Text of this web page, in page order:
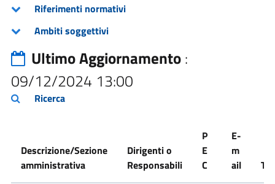
Riferimenti normativi
Ambiti soggettivi
Ultimo Aggiornamento:
09/12/2024 13:00
Ricerca
Descrizione/Sezione
amministrativa
Dirigenti o
Responsabili
P
E
C
E-
m
ail